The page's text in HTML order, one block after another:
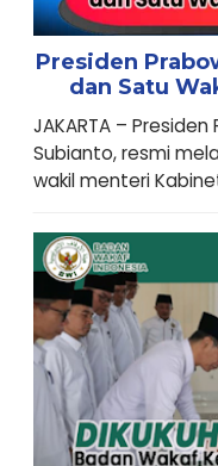
Presiden
dan Satu
JAKARTA –
Subianto, resmi
wakil menteri